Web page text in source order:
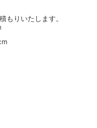
もりいたします。